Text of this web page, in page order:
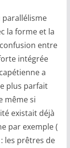
parallélisme
la forme et la
entre
intégrée
a
plus parfait
même si
existait déjà
par exemple (
les prêtres de